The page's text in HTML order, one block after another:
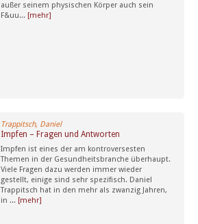
außer seinem physischen Körper auch sein
F&uu... [mehr]
Trappitsch, Daniel
Impfen – Fragen und Antworten
Impfen ist eines der am kontroversesten
Themen in der Gesundheitsbranche überhaupt.
Viele Fragen dazu werden immer wieder
gestellt, einige sind sehr spezifisch. Daniel
Trappitsch hat in den mehr als zwanzig Jahren,
in ... [mehr]